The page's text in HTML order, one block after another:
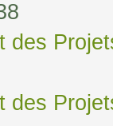
des
des